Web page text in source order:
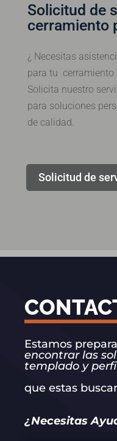
Solicitud de
cerramiento
¿ Necesitas
para tu cerramiento
Solicita nuestro
para soluciones
de calidad.
Solicitud de
Estamos
encontrar las
templado y
que estas
¿Necesitas